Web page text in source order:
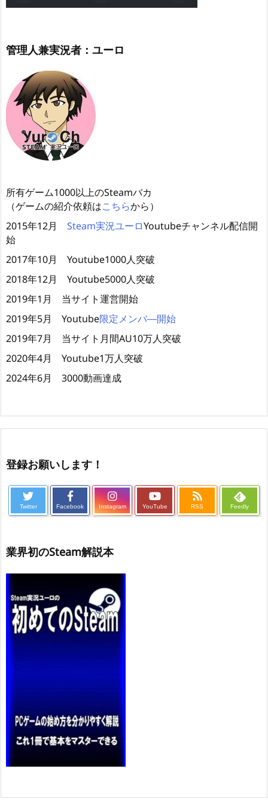
管理人兼実況者：ユーロ
所有ゲーム1000以上のSteamバカ
（ゲームの紹介依頼はこちらから）
2015年12月 Steam実況ユーロYoutubeチャンネル配信開
始
2017年10月 Youtube1000人突破
2018年12月 Youtube5000人突破
2019年1月 当サイト運営開始
2019年5月 Youtube限定メンバ―開始
2019年7月 当サイト月間AU10万人突破
2020年4月 Youtube1万人突破
2024年6月 3000動画達成
登録お願いします！
Twitter Facebook Instagram YouTube RSS Feedly
業界初のSteam解説本